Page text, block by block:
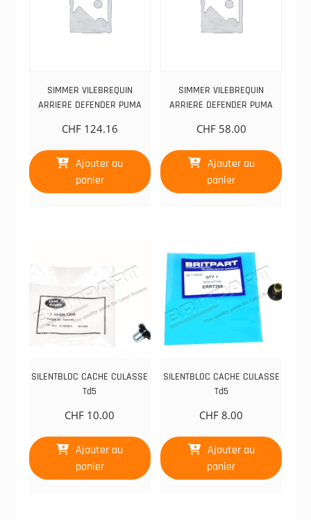
SIMMER VILEBREQUIN
ARRIERE DEFENDER PUMA
CHF124.16
Ajouter au
panier
SIMMER VILEBREQUIN
ARRIERE DEFENDER PUMA
CHF58.00
Ajouter au
panier
SILENTBLOC CACHE CULASSE
Td5
CHF 10.00
Ajouter au
panier
SILENTBLOC CACHE CULASSE
Td5
CHF 8.00
Ajouter au
panier